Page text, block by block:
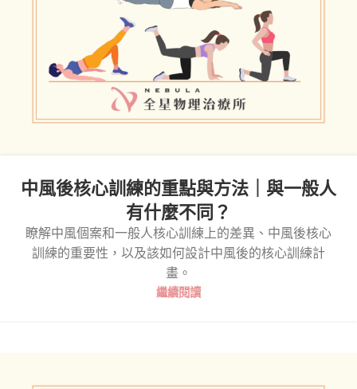
中風後核心訓練的重點與方法｜與一般人
有什麼不同？
瞭解中風個案和一般人核心訓練上的差異、中風後核心
訓練的重要性，以及該如何設計中風後的核心訓練計
畫。
繼續閱讀